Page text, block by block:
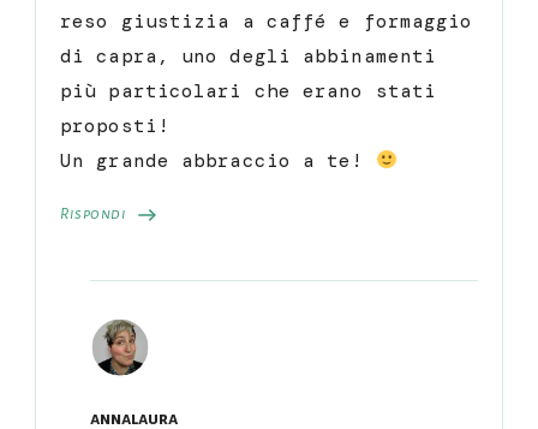
Rispondi
reso giustizia a caffé e formaggio
di capra, uno degli abbinamenti
più particolari che erano stati
proposti!
Un grande abbraccio a te!
annalaura